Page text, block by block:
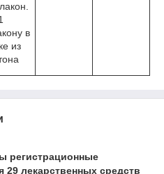
в
из
регистрационные
29 лекарственных средств